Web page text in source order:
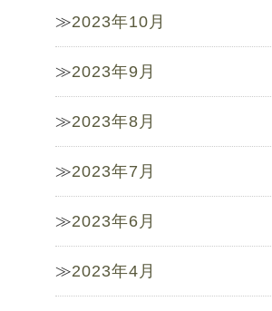
2023年10月
2023年9月
2023年8月
2023年7月
2023年6月
2023年4月